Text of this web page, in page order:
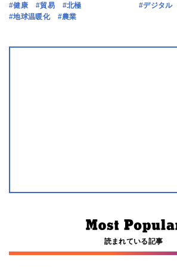
#健康 #貿易
#北極
#地球温暖化
#農業
#デジタル
読まれている記事